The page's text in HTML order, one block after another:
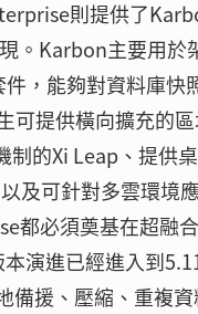
則提供了
。Karbon主要用於
，能夠對資料庫
可提供橫向擴充的
的Xi Leap、提供
及可針對多雲環境
必須奠基在超融
演進已經進入到
援、壓縮、重複